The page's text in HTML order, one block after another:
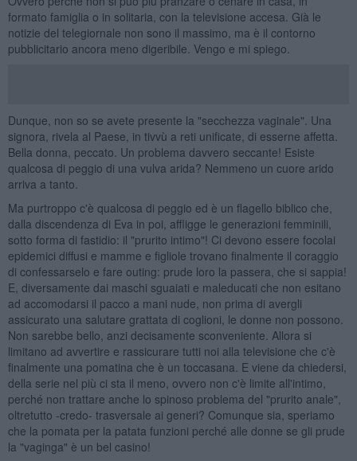
formato famiglia o in solitaria, con la televisione accesa. Già le
notizie del telegiornale non sono il massimo, ma è il contorno
pubblicitario ancora meno digeribile. Vengo e mi spiego.
Dunque, non so se avete presente la "secchezza vaginale". Una
signora, rivela al Paese, in tivvù a reti unificate, di esserne affetta.
Bella donna, peccato. Un problema davvero seccante! Esiste
qualcosa di peggio di una vulva arida? Nemmeno un cuore arido
arriva a tanto.
Ma purtroppo c'è qualcosa di peggio ed è un flagello biblico che,
dalla discendenza di Eva in poi, affligge le generazioni femminili,
sotto forma di fastidio: il "prurito intimo"! Ci devono essere focolai
epidemici diffusi e mamme e figliole trovano finalmente il coraggio
di confessarselo e fare outing: prude loro la passera, che si sappia!
E, diversamente dai maschi sguaiati e maleducati che non esitano
ad accomodarsi il pacco a mani nude, non prima di avergli
assicurato una salutare grattata di coglioni, le donne non possono.
Non sarebbe bello, anzi decisamente sconveniente. Allora si
limitano ad avvertire e rassicurare tutti noi alla televisione che c'è
finalmente una pomatina che è un toccasana. E viene da chiedersi,
della serie nel più ci sta il meno, ovvero non c'è limite all'intimo,
perché non trattare anche lo spinoso problema del "prurito anale",
oltretutto -credo- trasversale ai generi? Comunque sia, speriamo
che la pomata per la patata funzioni perché alle donne se gli prude
la "vaginga" è un bel casino!